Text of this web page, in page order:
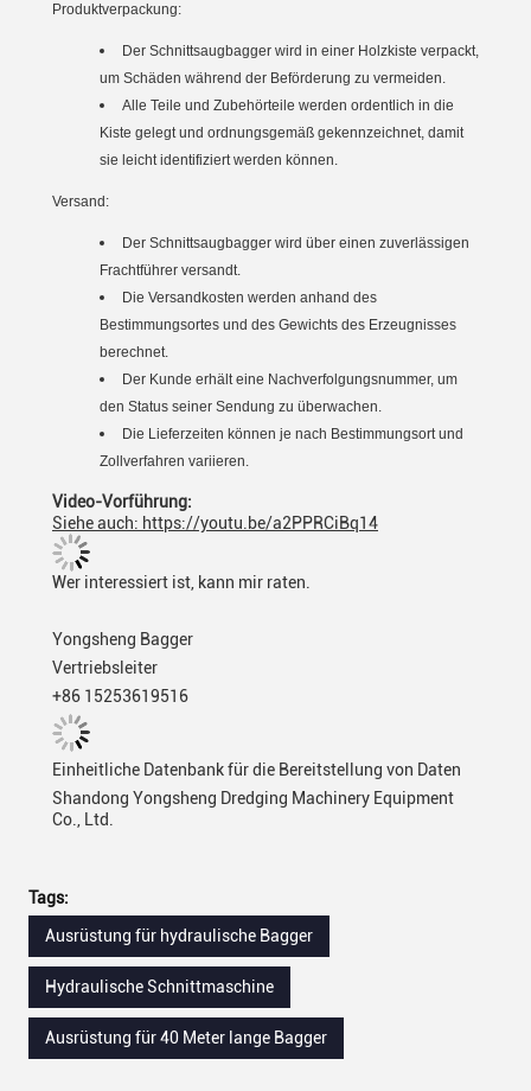
Produktverpackung:
Der Schnittsaugbagger wird in einer Holzkiste verpackt,
um Schäden während der Beförderung zu vermeiden.
Alle Teile und Zubehörteile werden ordentlich in die
Kiste gelegt und ordnungsgemäß gekennzeichnet, damit
sie leicht identifiziert werden können.
Versand:
Der Schnittsaugbagger wird über einen zuverlässigen
Frachtführer versandt.
Die Versandkosten werden anhand des
Bestimmungsortes und des Gewichts des Erzeugnisses
berechnet.
Der Kunde erhält eine Nachverfolgungsnummer, um
den Status seiner Sendung zu überwachen.
Die Lieferzeiten können je nach Bestimmungsort und
Zollverfahren variieren.
Video-Vorführung:
Siehe auch: https://youtu.be/a2PPRCiBq14
Wer interessiert ist, kann mir raten.
Yongsheng Bagger
Vertriebsleiter
+86 15253619516
Einheitliche Datenbank für die Bereitstellung von Daten
Shandong Yongsheng Dredging Machinery Equipment
Co., Ltd.
Tags:
Ausrüstung für hydraulische Bagger
Hydraulische Schnittmaschine
Ausrüstung für 40 Meter lange Bagger